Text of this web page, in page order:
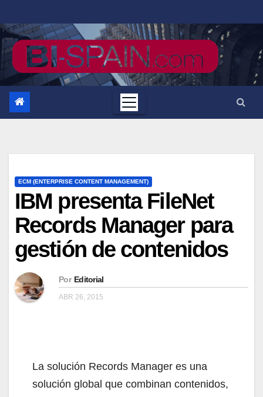
al
contenido
ECM (ENTERPRISE CONTENT MANAGEMENT)
IBM presenta FileNet
Records Manager para
gestión de contenidos
Por Editorial
ABR 26, 2015
La solución Records Manager es una
solución global que combinan contenidos,